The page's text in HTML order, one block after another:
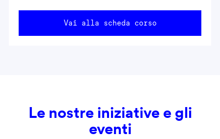
Vai alla scheda corso
Le nostre iniziative e gli
eventi